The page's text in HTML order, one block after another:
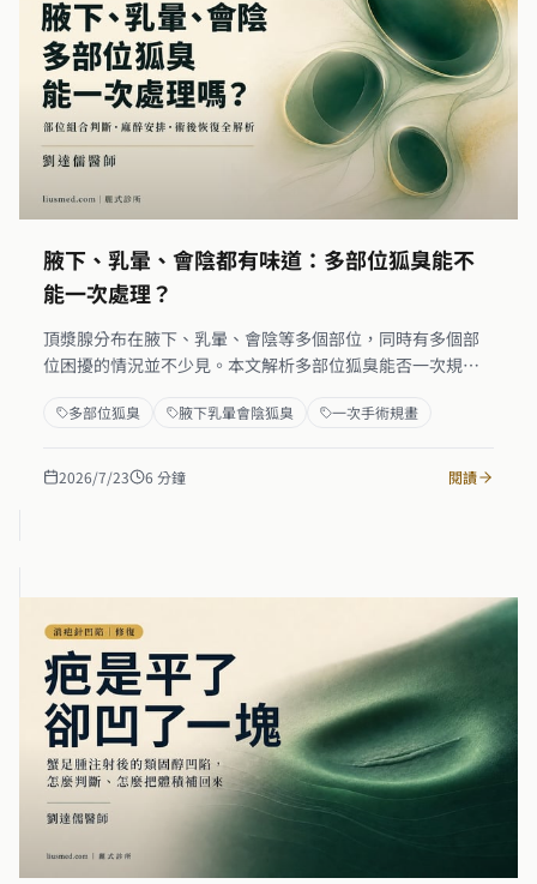
腋下、乳暈、會陰都有味道：多部位狐臭能不
能一次處理？
頂漿腺分布在腋下、乳暈、會陰等多個部位，同時有多個部
位困擾的情況並不少見。本文解析多部位狐臭能否一次規
建議，幫助你在就診前先建立正確預期，減少不必要的往
多部位狐臭 腋下乳暈會陰狐臭 一次手術規畫
2026/7/23 6 分鐘 閱讀